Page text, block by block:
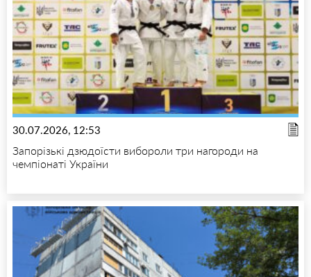
30.07.2026, 12:53
Запорізькі дзюдоїсти вибороли три нагороди на
чемпіонаті України